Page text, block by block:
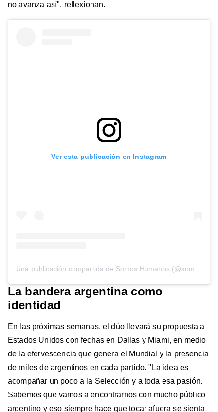
no avanza así", reflexionan.
Ver esta publicación en Instagram
La bandera argentina como
identidad
En las próximas semanas, el dúo llevará su propuesta a
Estados Unidos con fechas en Dallas y Miami, en medio
de la efervescencia que genera el Mundial y la presencia
de miles de argentinos en cada partido. "La idea es
acompañar un poco a la Selección y a toda esa pasión.
Sabemos que vamos a encontrarnos con mucho público
argentino y eso siempre hace que tocar afuera se sienta